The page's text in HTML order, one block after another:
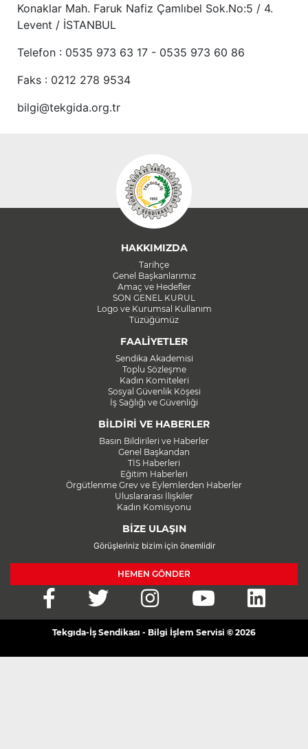
Konaklar Mah. Faruk Nafiz Çamlıbel Sok.No:5 / 4.
Levent / İSTANBUL
Telefon : 0535 973 63 17 - 0535 973 60 86
Faks : 0212 278 9534
bilgi@tekgida.org.tr
HAKKIMIZDA
Tarihçe
Genel Başkanlarımız
Amaç ve Hedefler
SON GENEL KURUL
Logo ve Kurumsal Kullanım
Tüzüğümüz
FAALİYETLER
Sendika Akademisi
Toplu Sözleşme
Kadın Komiteleri
Sosyal Güvenlik Köşesi
İş Sağlığı ve Güvenliği
BİLDİRİ VE HABERLER
Basın Bildirileri ve Haberler
Genel Başkandan
TİS Haberleri
Eğitim Haberleri
Örgütlenme Grev ve Eylemlerden Haberler
Uluslararası İlişkiler
Kadın Komisyonu
BİZE ULAŞIN
Görüşleriniz bizim için önemlidir
HEMEN GÖNDER
Tekgıda-İş Sendikası - Bilgi İşlem Servisi © 2026